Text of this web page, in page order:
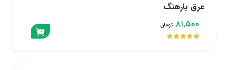
عرق بارهنگ
۸۱,۵۰۰ تومان




